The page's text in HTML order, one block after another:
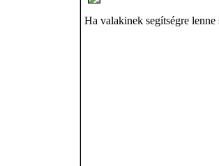
Ha valakinek segítségre